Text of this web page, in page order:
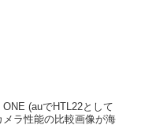
(auでHTL22として
ラ性能の比較画像が海